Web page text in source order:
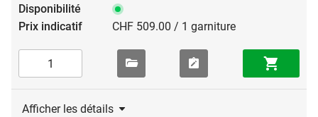
CHF 509.00 / 1 garniture
Afficher les détails